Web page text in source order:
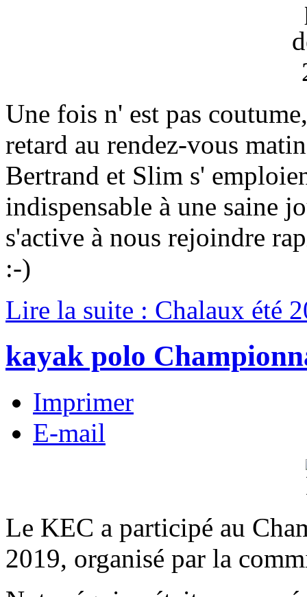
Une fois n' est pas
retard au rendez-vous
Bertrand et Slim s'
indispensable à une saine
s'active à nous rejoindre
:-)
Lire la suite : Chalaux été
kayak polo
Imprimer
E-mail
Le KEC a participé au
2019, organisé par la